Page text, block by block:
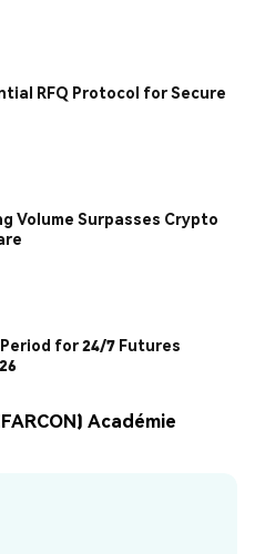
RFQ Protocol for Secure
Volume Surpasses Crypto
for 24/7 Futures
Académie